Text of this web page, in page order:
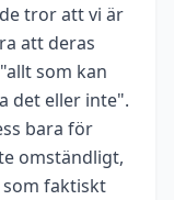
tror att vi är
att deras
som kan
det eller inte".
bara för
omständligt,
som faktiskt